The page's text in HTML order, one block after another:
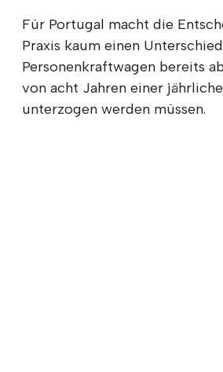
Für Portugal macht die
Praxis kaum einen
Personenkraftwagen bereits
von acht Jahren einer
unterzogen werden müssen.